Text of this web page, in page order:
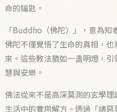
命的鑰匙。
「Buddho（佛陀）」，意為知
佛陀不僅覺悟了生命的真相，
來。這些教法猶如一盞明燈，
慧與安樂。
佛法從來不是高深莫測的玄學
生活中的實用解方。透過「諸